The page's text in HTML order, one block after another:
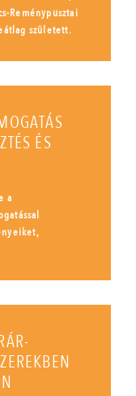
Reménypusztai
született.
ÉS
a